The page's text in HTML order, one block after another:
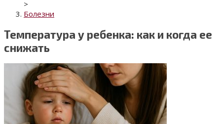
>
Болезни
Температура у ребенка: как и когда ее
снижать